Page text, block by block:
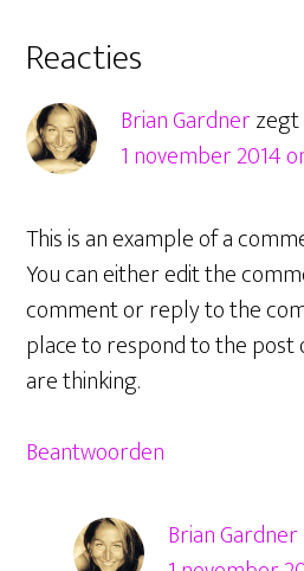
Lees
Interacties
Reacties
Brian Gardnerzegt
1 november 2014
This is an example of a
You can either edit the
comment or reply to the
place to respond to the post
are thinking.
Beantwoorden
Brian Gardner